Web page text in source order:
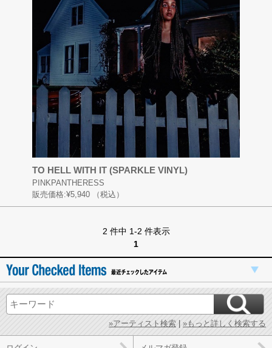
TO HELL WITH IT (SPARKLE VINYL)
PINKPANTHERESS
販売価格:¥5,940 （税込）
2 件中 1-2 件表示
1
»アーティスト検索 | »もっと詳しく検索する